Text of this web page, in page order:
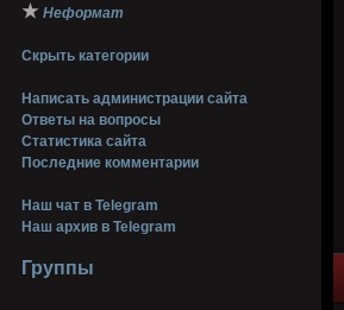
★ Неформат
Скрыть категории
Написать администрации сайта
Ответы на вопросы
Статистика сайта
Последние комментарии
Наш чат в Telegram
Наш архив в Telegram
Группы